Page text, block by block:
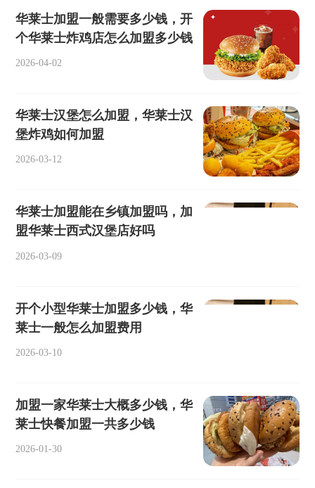
华莱士加盟一般需要多少钱，开
个华莱士炸鸡店怎么加盟多少钱
2026-04-02
华莱士汉堡怎么加盟，华莱士汉
堡炸鸡如何加盟
2026-03-12
华莱士加盟能在乡镇加盟吗，加
盟华莱士西式汉堡店好吗
2026-03-09
开个小型华莱士加盟多少钱，华
莱士一般怎么加盟费用
2026-03-10
加盟一家华莱士大概多少钱，华
莱士快餐加盟一共多少钱
2026-01-30